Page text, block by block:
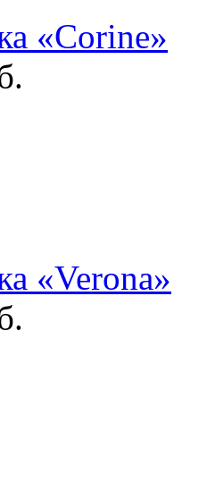
«Corine»
«Verona»